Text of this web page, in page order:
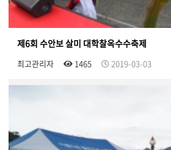
제6회 수안보 살미 대학찰옥수수축제
최고관리자 1465 2019-03-03